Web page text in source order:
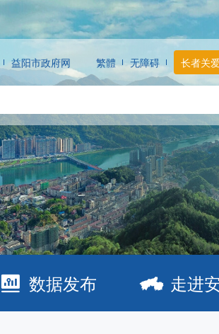
益阳市政府网 繁體 无障碍 长者关
数据发布 走进